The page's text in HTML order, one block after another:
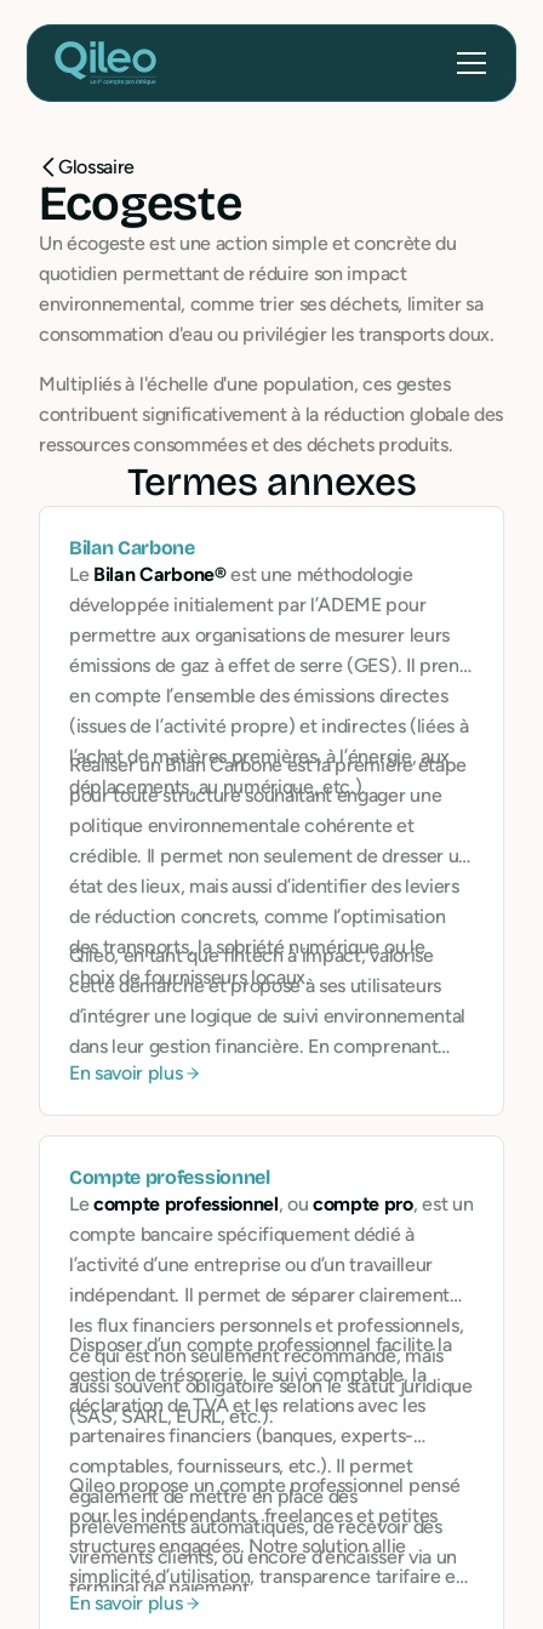
Glossaire
Ecogeste
Un écogeste est une action simple et concrète du
quotidien permettant de réduire son impact
environnemental, comme trier ses déchets, limiter sa
consommation d'eau ou privilégier les transports doux.
Multipliés à l'échelle d'une population, ces gestes
contribuent significativement à la réduction globale des
ressources consommées et des déchets produits.
Termes annexes
Bilan Carbone
Le Bilan Carbone®est une méthodologie
développée initialement par l’ADEME pour
permettre aux organisations de mesurer leurs
émissions de gaz à effet de serre (GES). Il prend
en compte l’ensemble des émissions directes
(issues de l’activité propre) et indirectes (liées à
l’achat de matières premières, à l’énergie, aux
déplacements, au numérique, etc.).
Réaliser un Bilan Carbone est la première étape
pour toute structure souhaitant engager une
politique environnementale cohérente et
crédible. Il permet non seulement de dresser un
état des lieux, mais aussi d’identifier des leviers
de réduction concrets, comme l’optimisation
des transports, la sobriété numérique ou le
choix de fournisseurs locaux.
Qileo, en tant que fintech à impact, valorise
cette démarche et propose à ses utilisateurs
d’intégrer une logique de suivi environnemental
dans leur gestion financière. En comprenant
leur empreinte carbone, les entreprises peuvent
partenariats, organisation interne) vers des
choix durables.
En savoir plus
Compte professionnel
Lecompte professionnel, oucompte pro, est un
compte bancaire spécifiquement dédié à
l’activité d’une entreprise ou d’un travailleur
indépendant. Il permet de séparer clairement
les flux financiers personnels et professionnels,
ce qui est non seulement recommandé, mais
aussi souvent obligatoire selon le statut juridique
(SAS, SARL, EURL, etc.).
Disposer d’un compte professionnel facilite la
gestion de trésorerie, le suivi comptable, la
déclaration de TVA et les relations avec les
partenaires financiers (banques, experts-
comptables, fournisseurs, etc.). Il permet
également de mettre en place des
prélèvements automatiques, de recevoir des
virements clients, ou encore d’encaisser via un
terminal de paiement.
Qileo propose un compte professionnel pensé
pour les indépendants, freelances et petites
structures engagées. Notre solution allie
simplicité d’utilisation, transparence tarifaire et
alignement éthique : pas d’investissement dans
En savoir plus